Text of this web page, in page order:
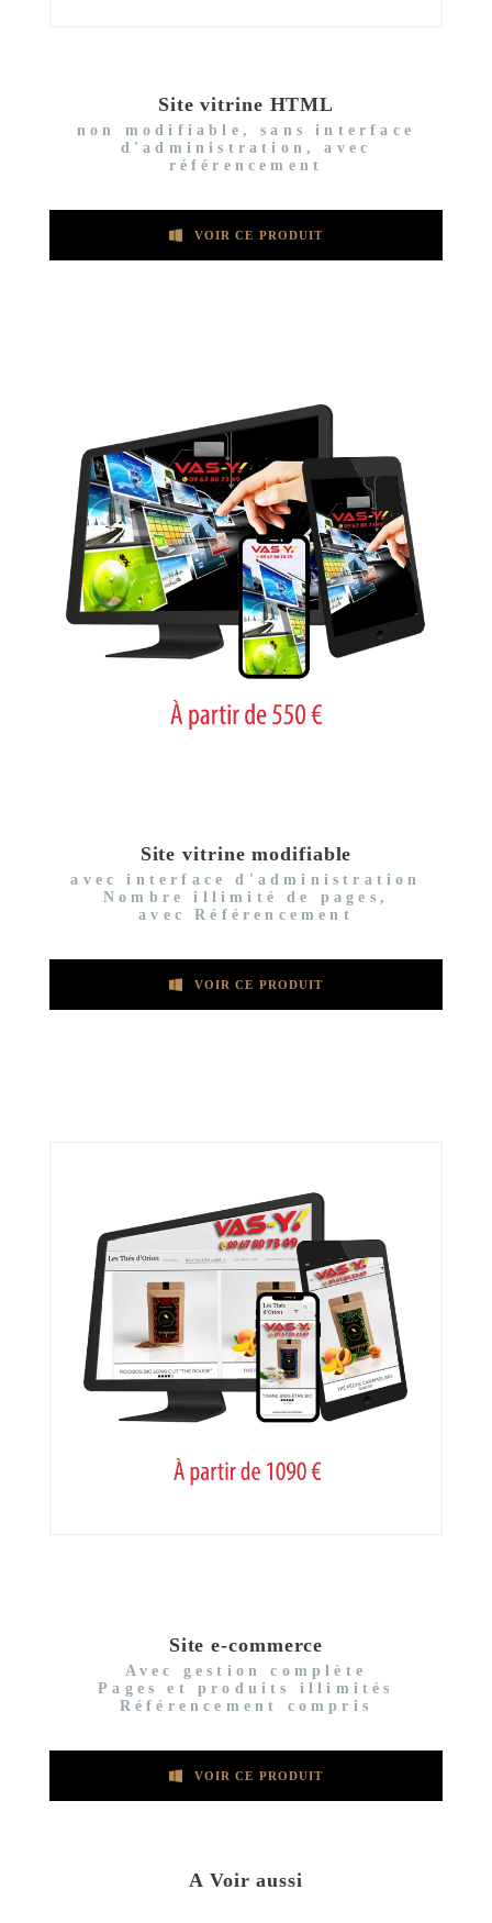
Site vitrine HTML
non modifiable, sans interface
d'administration, avec
référencement
VOIR CE PRODUIT
Site vitrine modifiable
avec interface d'administration
Nombre illimité de pages,
avec Référencement
VOIR CE PRODUIT
Site e-commerce
Avec gestion complète
Pages et produits illimités
Référencement compris
VOIR CE PRODUIT
A Voir aussi